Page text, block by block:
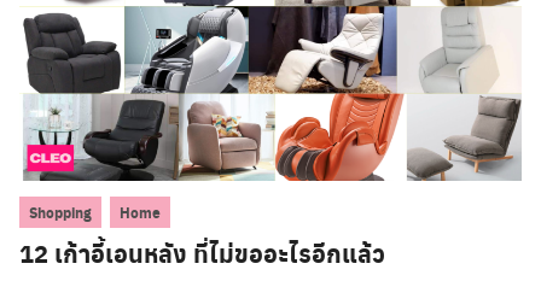
Shopping Home
12 เก้าอี้เอนหลัง ที่ไม่ขออะไรอีกแล้ว